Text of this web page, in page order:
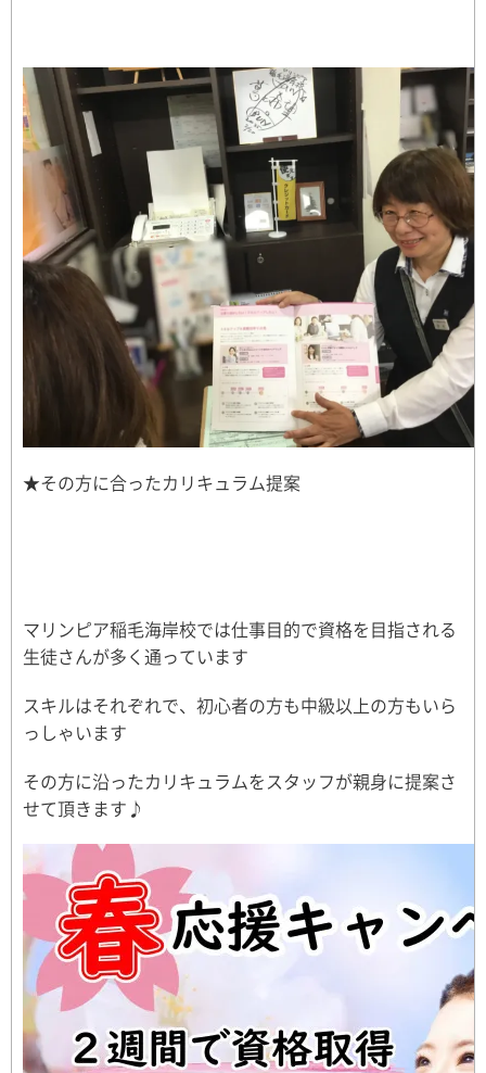
★その方に合ったカリキュラム提案
マリンピア稲毛海岸校では仕事目的で資格を目指される
生徒さんが多く通っています
スキルはそれぞれで、初心者の方も中級以上の方もいら
っしゃいます
その方に沿ったカリキュラムをスタッフが親身に提案さ
せて頂きます♪